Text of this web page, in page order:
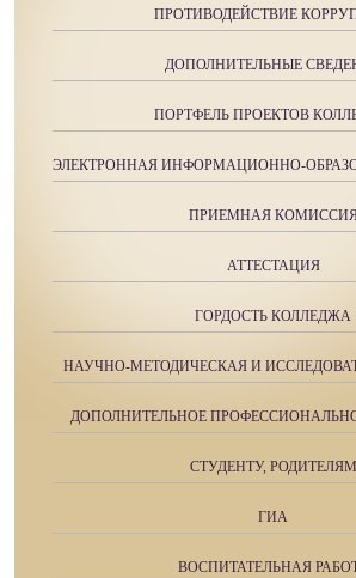
ПРОТИВОДЕЙСТВИЕ
ДОПОЛНИТЕЛЬНЫЕ
ПОРТФЕЛЬ ПРОЕКТОВ
ЭЛЕКТРОННАЯ ИНФОРМАЦИОННО-
ПРИЕМНАЯ
АТТЕСТАЦИЯ
ГОРДОСТЬ КОЛЛЕДЖА
НАУЧНО-МЕТОДИЧЕСКАЯ И
ДОПОЛНИТЕЛЬНОЕ
СТУДЕНТУ, РОДИТЕЛЯМ
ГИА
ВОСПИТАТЕЛЬНАЯ